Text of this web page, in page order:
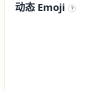
动态 Emoji ?